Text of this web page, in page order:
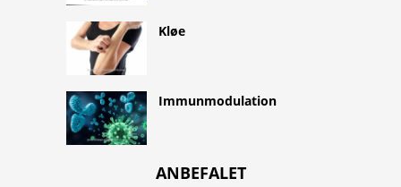
Kløe
Immunmodulation
ANBEFALET